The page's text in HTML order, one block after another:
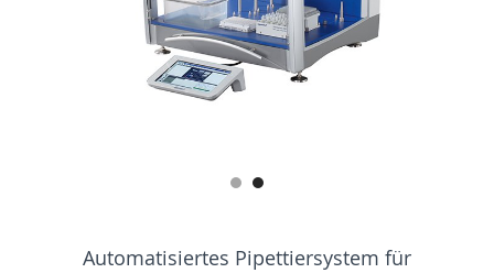
Automatisiertes Pipettiersystem für